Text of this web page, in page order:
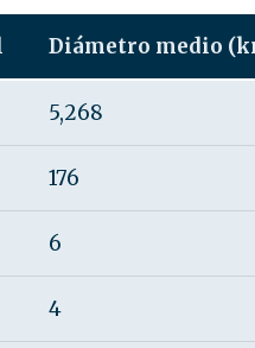
Diámetro medio
5,268
176
6
4